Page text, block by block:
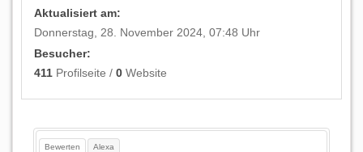
Aktualisiert am:
Donnerstag, 28. November 2024, 07:48 Uhr
Besucher:
411 Profilseite /0 Website
Bewerten Alexa